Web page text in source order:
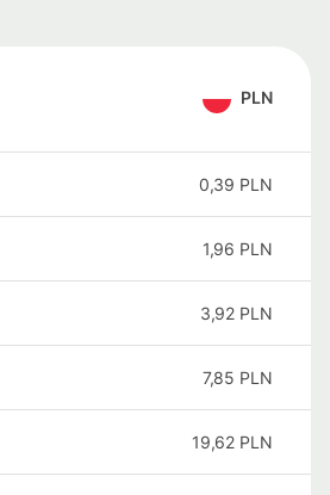
PLN
0,39 PLN
1,96 PLN
3,92 PLN
7,85 PLN
19,62 PLN